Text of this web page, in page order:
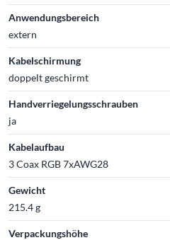
Anwendungsbereich
extern
Kabelschirmung
doppelt geschirmt
Handverriegelungsschrauben
ja
Kabelaufbau
3 Coax RGB 7xAWG28
Gewicht
215.4 g
Verpackungshöhe